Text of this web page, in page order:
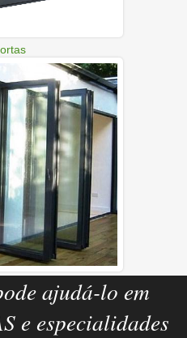
ajudá-lo em
e especialidades